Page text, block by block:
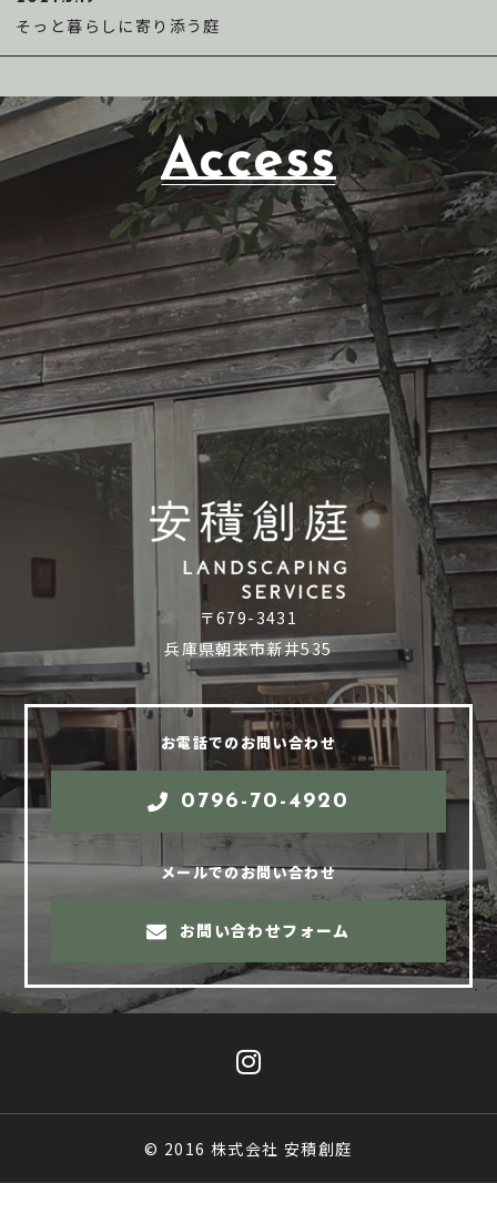
そっと暮らしに寄り添う庭
Access
〒679-3431
兵庫県朝来市新井535
お電話でのお問い合わせ
0796-70-4920
メールでのお問い合わせ
お問い合わせフォーム
© 2016 株式会社 安積創庭